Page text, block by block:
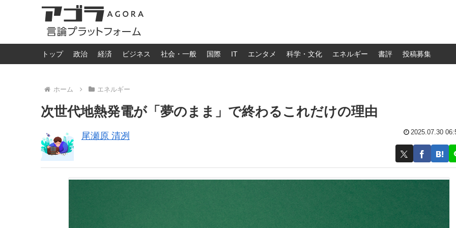
トップ 政治 経済 ビジネス 社会・一般 国際 IT エンタメ 科学・文化 エネルギー 書評 投稿募集
ホーム エネルギー
次世代地熱発電が「夢のまま」で終わるこれだけの理由
尾瀬原 清冽 2025.07.30